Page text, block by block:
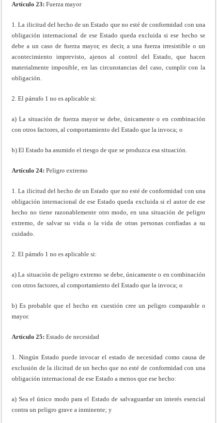
Artículo 23: Fuerza mayor
1. La ilicitud del hecho de un Estado que no esté de conformidad con una
obligación internacional de ese Estado queda excluida si ese hecho se
debe a un caso de fuerza mayor, es decir, a una fuerza irresistible o un
acontecimiento imprevisto, ajenos al control del Estado, que hacen
materialmente imposible, en las circunstancias del caso, cumplir con la
obligación.
2. El párrafo 1 no es aplicable si:
a) La situación de fuerza mayor se debe, únicamente o en combinación
con otros factores, al comportamiento del Estado que la invoca; o
b) El Estado ha asumido el riesgo de que se produzca esa situación.
Artículo 24: Peligro extremo
1. La ilicitud del hecho de un Estado que no esté de conformidad con una
obligación internacional de ese Estado queda excluida si el autor de ese
hecho no tiene razonablemente otro modo, en una situación de peligro
extremo, de salvar su vida o la vida de otras personas confiadas a su
cuidado.
2. El párrafo 1 no es aplicable si:
a) La situación de peligro extremo se debe, únicamente o en combinación
con otros factores, al comportamiento del Estado que la invoca; o
b) Es probable que el hecho en cuestión cree un peligro comparable o
mayor.
Artículo 25: Estado de necesidad
1. Ningún Estado puede invocar el estado de necesidad como causa de
exclusión de la ilicitud de un hecho que no esté de conformidad con una
obligación internacional de ese Estado a menos que ese hecho:
a) Sea el único modo para el Estado de salvaguardar un interés esencial
contra un peligro grave a inminente; y